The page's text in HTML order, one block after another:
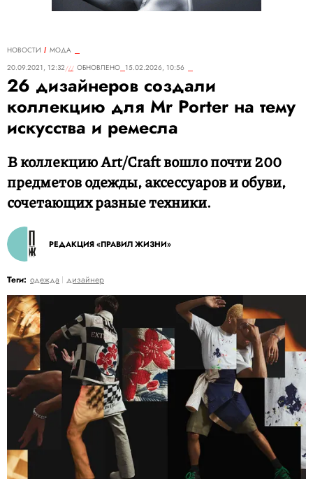
НОВОСТИ
МОДА
20.09.2021, 12:32
ОБНОВЛЕНО 15.02.2026, 10:56
26 дизайнеров создали
коллекцию для Mr Porter на тему
искусства и ремесла
В коллекцию Art/Craft вошло почти 200
предметов одежды, аксессуаров и обуви,
сочетающих разные техники.
РЕДАКЦИЯ «ПРАВИЛ ЖИЗНИ»
Теги: одежда дизайнер